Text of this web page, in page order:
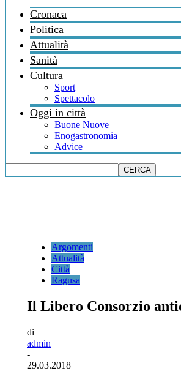
Cronaca
Politica
Attualità
Sanità
Cultura
Sport
Spettacolo
Oggi in città
Buone Nuove
Enogastronomia
Advice
Argomenti
Attualità
Città
Ragusa
Il Libero Consorzio
di
admin
-
29.03.2018